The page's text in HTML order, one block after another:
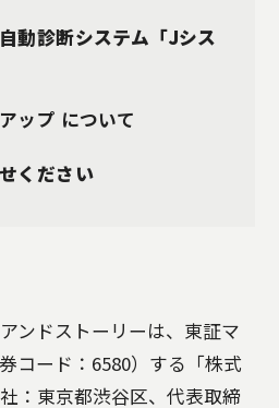
動診断システム「Jシス
ップ について
ください
ンドストーリーは、東証マ
コード：6580）する「株式
：東京都渋谷区、代表取締